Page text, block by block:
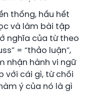
thống, hầu hết
và làm bài tập
nghĩa của từ theo
= “thảo luận”,
nhận hành vi ngữ
với cái gì, từ chối
ý của nó là gì